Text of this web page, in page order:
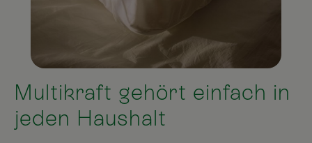
Multikraft gehört einfach in
jeden Haushalt